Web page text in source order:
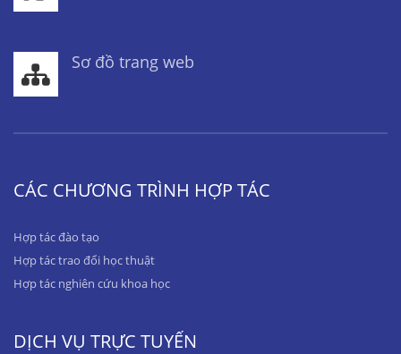
Sơ đồ trang web
CÁC CHƯƠNG TRÌNH HỢP TÁC
Hợp tác đào tạo
Hợp tác trao đổi học thuật
Hợp tác nghiên cứu khoa học
DỊCH VỤ TRỰC TUYẾN